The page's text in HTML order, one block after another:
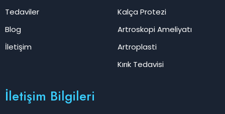
Tedaviler
Blog
İletişim
Kalça Protezi
Artroskopi Ameliyatı
Artroplasti
Kırık Tedavisi
İletişim Bilgileri